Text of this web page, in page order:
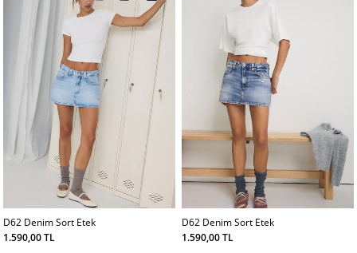
D62 Denim Sort Etek
1.590,00 TL
D62 Denim Sort Etek
1.590,00 TL